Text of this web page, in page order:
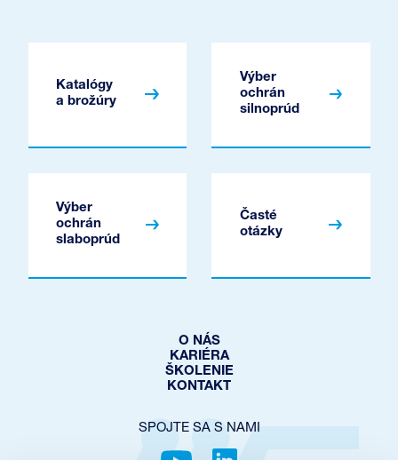
Katalógy
a brožúry
Výber
ochrán
silnoprúd
Výber
ochrán
slaboprúd
Časté
otázky
O NÁS
KARIÉRA
ŠKOLENIE
KONTAKT
SPOJTE SA S NAMI